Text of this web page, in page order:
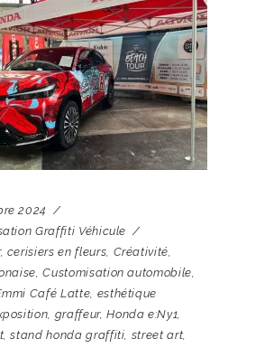
2024
Graffiti Véhicule
, cerisiers en fleurs, Créativité,
,Customisation automobile,
Café Latte, esthétique
, graffeur,Honda e:Ny1,
,stand honda graffiti, street art,